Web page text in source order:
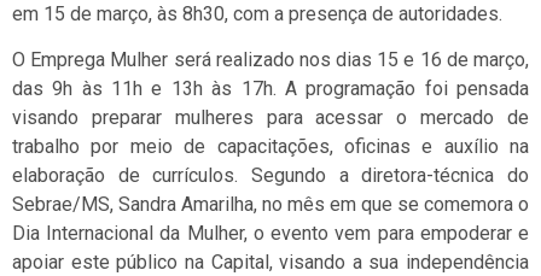
em 15 de março, às 8h30, com a presença de autoridades.
O Emprega Mulher será realizado nos dias 15 e 16 de março,
das 9h às 11h e 13h às 17h. A programação foi pensada
visando preparar mulheres para acessar o mercado de
trabalho por meio de capacitações, oficinas e auxílio na
elaboração de currículos. Segundo a diretora-técnica do
Sebrae/MS, Sandra Amarilha, no mês em que se comemora o
Dia Internacional da Mulher, o evento vem para empoderar e
apoiar este público na Capital, visando a sua independência